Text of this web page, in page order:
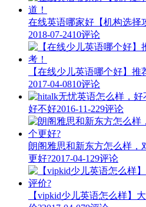
在线英语哪家好【机构选择
2018-07-2410评论
【在线少儿英语哪个好】推
2017-04-0810评论
好不好2016-11-229评论
朗阁雅思和新东方怎么样，
更好?2017-04-129评论
【vipkid少儿英语怎么样】